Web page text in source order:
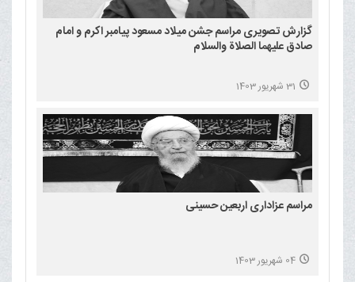
گزارش تصویری مراسم جشن میلاد مسعود پیامبر اکرم و امام
صادق علیهما الصلاة والسلام
31 شهریور 1403
مراسم عزاداری اربعین حسینی
04 شهریور 1403